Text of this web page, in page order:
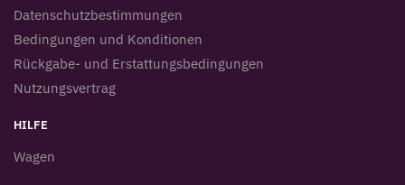
Datenschutzbestimmungen
Bedingungen und Konditionen
Rückgabe- und Erstattungsbedingungen
Nutzungsvertrag
HILFE
Wagen